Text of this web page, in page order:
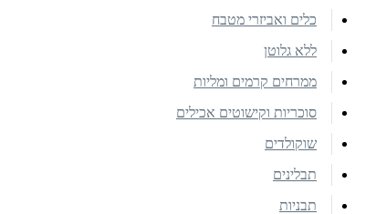
כלים ואביזרי מטבח
ללא גלוטן
ממרחים קרמים ומליות
סוכריות וקישוטים אכילים
שוקולדים
תבלינים
תבניות